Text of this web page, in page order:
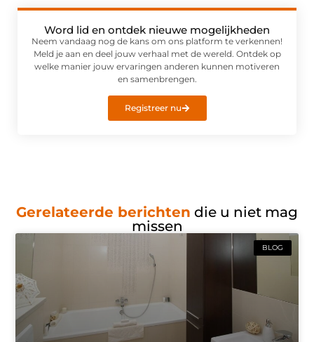
Word lid en ontdek nieuwe mogelijkheden
Neem vandaag nog de kans om ons platform te verkennen!
Meld je aan en deel jouw verhaal met de wereld. Ontdek op
welke manier jouw ervaringen anderen kunnen motiveren
en samenbrengen.
Registreer nu
Gerelateerde berichten die u niet mag
missen
BLOG